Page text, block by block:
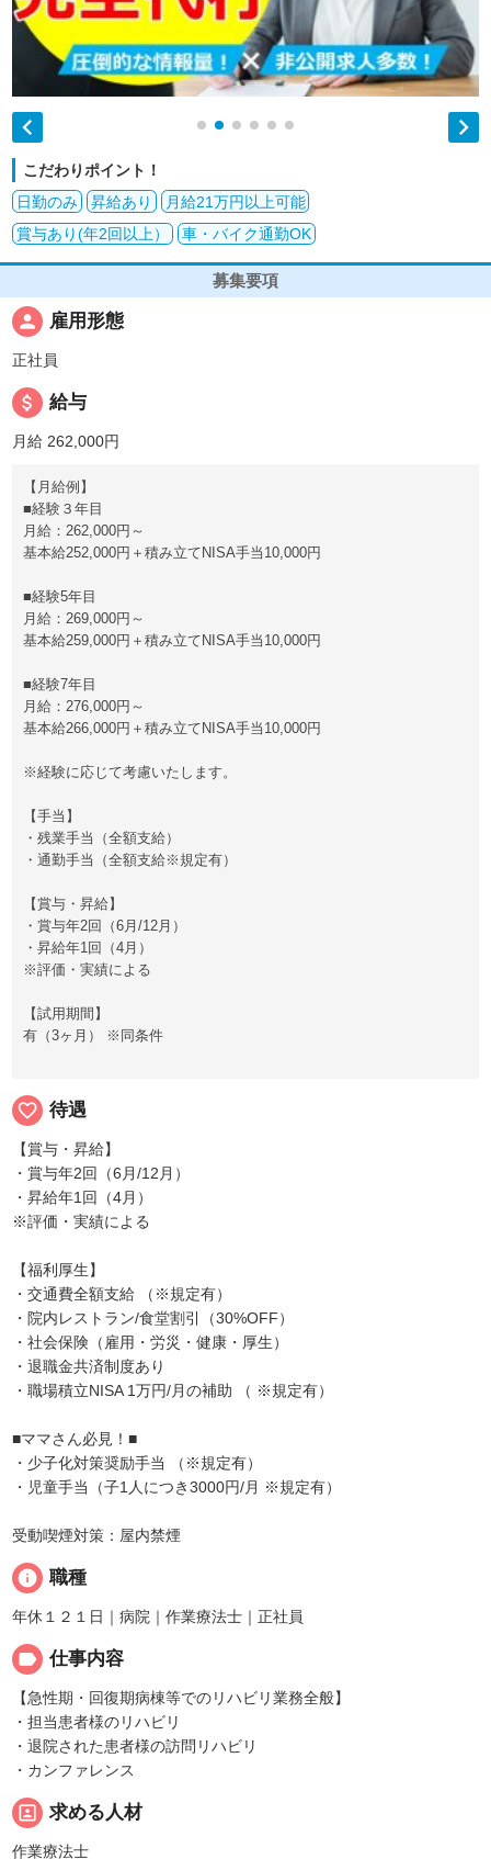
 
こだわりポイント！
日勤のみ
昇給あり
月給21万円以上可能
賞与あり(年2回以上）
車・バイク通勤OK
募集要項
person 雇用形態
正社員
attach_money 給与
月給 262,000円
【月給例】
■経験３年目
月給：262,000円～
基本給252,000円＋積み立てNISA手当10,000円
■経験5年目
月給：269,000円～
基本給259,000円＋積み立てNISA手当10,000円
■経験7年目
月給：276,000円～
基本給266,000円＋積み立てNISA手当10,000円
※経験に応じて考慮いたします。
【手当】
・残業手当（全額支給）
・通勤手当（全額支給※規定有）
【賞与・昇給】
・賞与年2回（6月/12月）
・昇給年1回（4月）
※評価・実績による
【試用期間】
有（3ヶ月） ※同条件
favorite_border 待遇
【賞与・昇給】
・賞与年2回（6月/12月）
・昇給年1回（4月）
※評価・実績による
【福利厚生】
・交通費全額支給 （※規定有）
・院内レストラン/食堂割引（30%OFF）
・社会保険（雇用・労災・健康・厚生）
・退職金共済制度あり
・職場積立NISA 1万円/月の補助 （ ※規定有）
■ママさん必見！■
・少子化対策奨励手当 （※規定有）
・児童手当（子1人につき3000円/月 ※規定有）
受動喫煙対策：屋内禁煙
info 職種
年休１２１日｜病院｜作業療法士｜正社員
label 仕事内容
【急性期・回復期病棟等でのリハビリ業務全般】
・担当患者様のリハビリ
・退院された患者様の訪問リハビリ
・カンファレンス
portrait 求める人材
作業療法士